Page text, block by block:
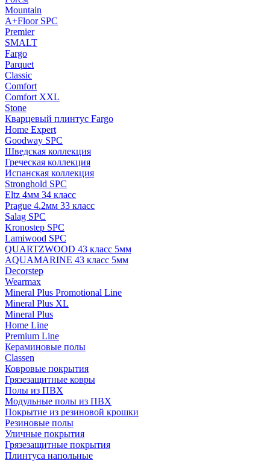
Mountain
A+Floor SPC
Premier
SMALT
Fargo
Parquet
Classic
Comfort
Comfort XXL
Stone
Кварцевый плинтус Fargo
Home Expert
Goodway SPC
Шведская коллекция
Греческая коллекция
Испанская коллекция
Stronghold SPC
Eltz 4мм 34 класс
Prague 4.2мм 33 класс
Salag SPC
Kronostep SPC
Lamiwood SPC
QUARTZWOOD 43 класс 5мм
AQUAMARINE 43 класс 5мм
Decorstep
Wearmax
Mineral Plus Promotional Line
Mineral Plus XL
Mineral Plus
Home Line
Premium Line
Кераминовые полы
Classen
Ковровые покрытия
Грязезащитные ковры
Полы из ПВХ
Модульные полы из ПВХ
Покрытие из резиновой крошки
Резиновые полы
Уличные покрытия
Грязезащитные покрытия
Плинтуса напольные